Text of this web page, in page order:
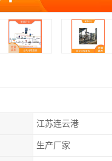
江苏连云港
生产厂家